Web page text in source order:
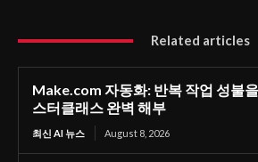
Related articles
Make.com 자동화: 반복 작업 성불
스터클래스 완벽 해부
최신 AI 뉴스 August 8, 2026